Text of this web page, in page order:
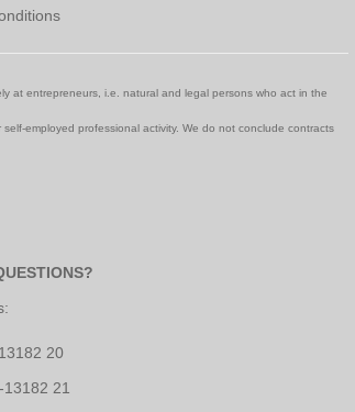
at entrepreneurs, i.e. natural and legal persons who act in the
self-employed professional activity. We do not conclude contracts
20
21